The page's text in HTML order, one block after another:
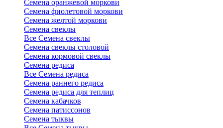
Семена оранжевой моркови
Семена фиолетовой моркови
Семена желтой моркови
Семена свеклы
Все Семена свеклы
Семена свеклы столовой
Семена кормовой свеклы
Семена редиса
Все Семена редиса
Семена раннего редиса
Семена редиса для теплиц
Семена кабачков
Семена патиссонов
Семена тыквы